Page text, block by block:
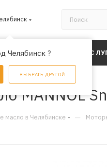
Челябинск ?
ВЫБРАТЬ ДРУГОЙ
АКЦИИ
MANNOL
масло в Челябинске —